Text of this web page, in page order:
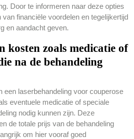
Door te informeren naar deze opties
financiële voordelen en tegelijkertijd
en aandacht geven.
kosten zoals medicatie of
na de behandeling
een laserbehandeling voor couperose
eventuele medicatie of speciale
nodig kunnen zijn. Deze
de totale prijs van de behandeling
om hier vooraf goed